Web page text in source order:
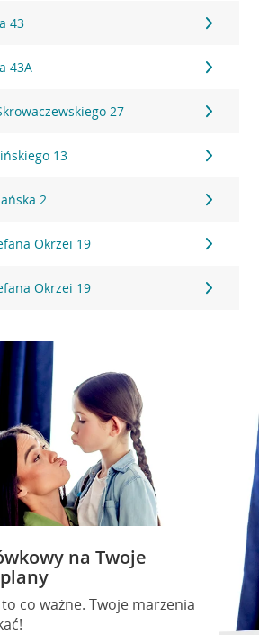
43
43A
27
13
2
Okrzei 19
Okrzei 19
na Twoje
co ważne. Twoje marzenia